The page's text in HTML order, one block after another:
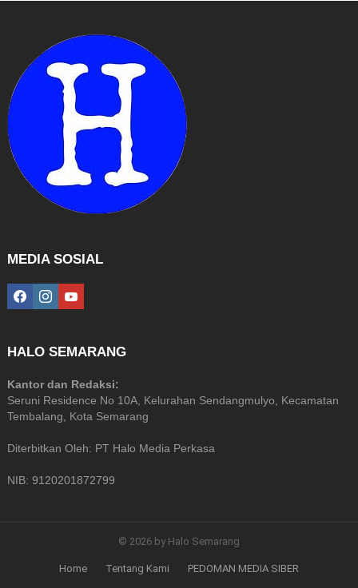
MEDIA SOSIAL
facebookinstagramyoutube
HALO SEMARANG
Kantor dan Redaksi:
Seruni Residence No 10A, Kelurahan Sendangmulyo, Kecamatan
Tembalang, Kota Semarang
Diterbitkan Oleh: PT Halo Media Perkasa
NIB: 9120201872799
© 2026 by Halo Semarang
Home Tentang Kami PEDOMAN MEDIA SIBER